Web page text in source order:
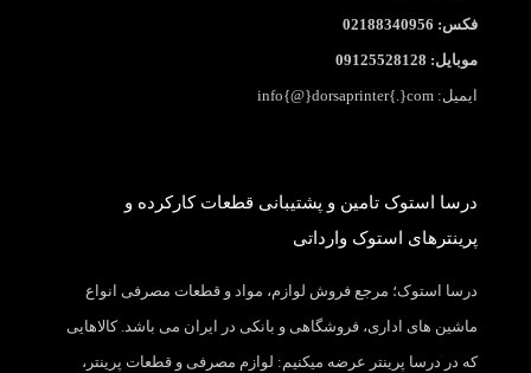
فکس: 02188340956
موبایل: 09125528128
ایمیل: info{@}dorsaprinter{.}com
درسا استوک تامین و پشتیبانی قطعات کارکرده و
پرینترهای استوک وارداتی
درسا استوک؛ مرجع فروش لوازم، مواد و قطعات مصرفی انواع
ماشین های اداری، فروشگاهی و بانکی در ایران می باشد. کالاهایی
که در درسا پرینتر عرضه میکنیم: لوازم مصرفی و قطعات پرینتر،